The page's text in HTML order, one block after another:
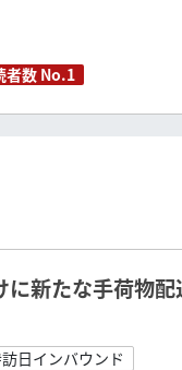
者数 No.1
新たな手荷物
日インバウンド